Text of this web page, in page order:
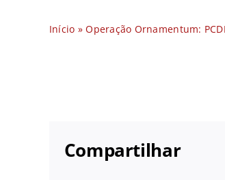
Início »Operação Ornamentum:
Compartilhar